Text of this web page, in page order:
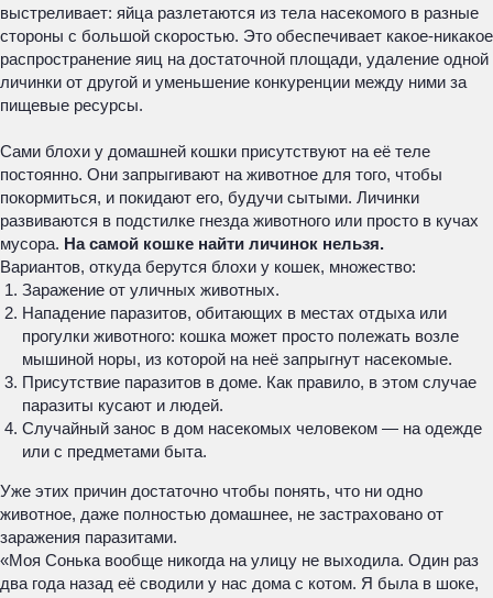
выстреливает: яйца разлетаются из тела насекомого в разные
стороны с большой скоростью. Это обеспечивает какое-никакое
распространение яиц на достаточной площади, удаление одной
личинки от другой и уменьшение конкуренции между ними за
пищевые ресурсы.
Сами блохи у домашней кошки присутствуют на её теле
постоянно. Они запрыгивают на животное для того, чтобы
покормиться, и покидают его, будучи сытыми. Личинки
развиваются в подстилке гнезда животного или просто в кучах
мусора. На самой кошке найти личинок нельзя.
Вариантов, откуда берутся блохи у кошек, множество:
Заражение от уличных животных.
Нападение паразитов, обитающих в местах отдыха или
прогулки животного: кошка может просто полежать возле
мышиной норы, из которой на неё запрыгнут насекомые.
Присутствие паразитов в доме. Как правило, в этом случае
паразиты кусают и людей.
Случайный занос в дом насекомых человеком — на одежде
или с предметами быта.
Уже этих причин достаточно чтобы понять, что ни одно
животное, даже полностью домашнее, не застраховано от
заражения паразитами.
«Моя Сонька вообще никогда на улицу не выходила. Один раз
два года назад её сводили у нас дома с котом. Я была в шоке,